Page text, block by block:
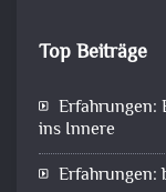
Top Beiträge
Erfahrungen:
ins Innere
Erfahrungen: